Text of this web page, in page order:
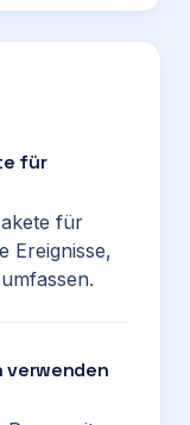
für
für
Ereignisse,
verwenden